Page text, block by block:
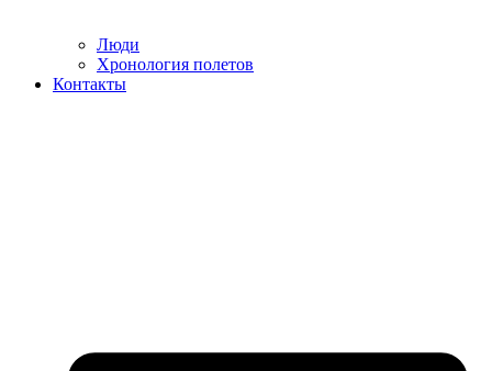
Люди
Хронология полетов
Контакты